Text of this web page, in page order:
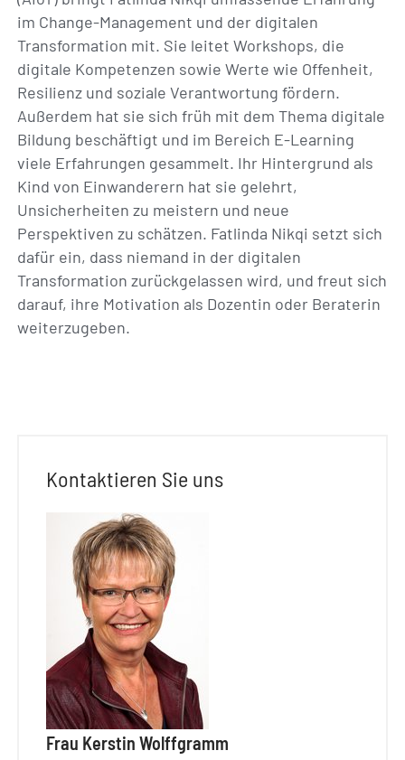
im Change-Management und der digitalen
Transformation mit. Sie leitet Workshops, die
digitale Kompetenzen sowie Werte wie Offenheit,
Resilienz und soziale Verantwortung fördern.
Außerdem hat sie sich früh mit dem Thema digitale
Bildung beschäftigt und im Bereich E-Learning
viele Erfahrungen gesammelt. Ihr Hintergrund als
Kind von Einwanderern hat sie gelehrt,
Unsicherheiten zu meistern und neue
Perspektiven zu schätzen. Fatlinda Nikqi setzt sich
dafür ein, dass niemand in der digitalen
Transformation zurückgelassen wird, und freut sich
darauf, ihre Motivation als Dozentin oder Beraterin
weiterzugeben.
Kontaktieren Sie uns
Frau Kerstin Wolffgramm